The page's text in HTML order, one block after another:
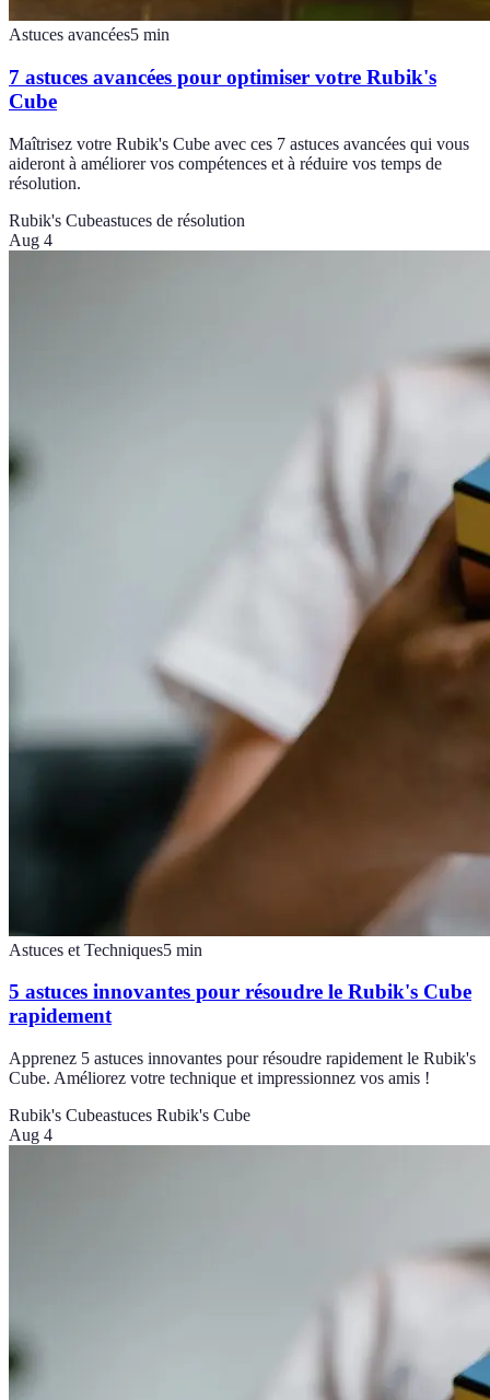
Astuces avancées5 min
7 astuces avancées pour optimiser votre Rubik's
Cube
Maîtrisez votre Rubik's Cube avec ces 7 astuces avancées qui vous
aideront à améliorer vos compétences et à réduire vos temps de
résolution.
Rubik's Cubeastuces de résolution
Aug 4
Astuces et Techniques5 min
5 astuces innovantes pour résoudre le Rubik's Cube
rapidement
Apprenez 5 astuces innovantes pour résoudre rapidement le Rubik's
Cube. Améliorez votre technique et impressionnez vos amis !
Rubik's Cubeastuces Rubik's Cube
Aug 4